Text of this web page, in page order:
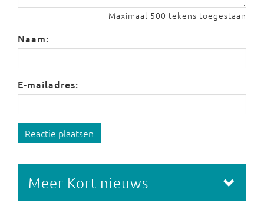
Maximaal 500 tekens toegestaan
Naam:
E-mailadres:
Reactie plaatsen
Meer Kort nieuws